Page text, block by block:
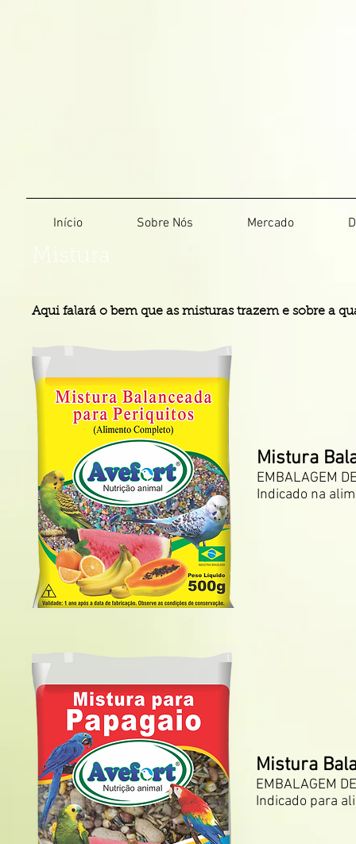
Início Sobre Nós Mercado
Mistura
Aqui falará o bem que as misturas trazem e sobre a
Mistura
EMBALAGEM
Indicado na
Mistura
EMBALAGEM
Indicado para